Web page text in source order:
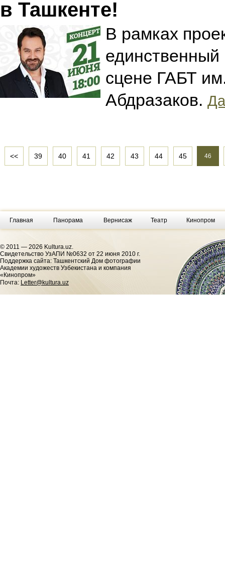
в Ташкенте!
В рамках
единственный
сцене ГАБТ
Абдразаков.
<< 39 40 41 42 43 44 45 46
Главная Панорама Вернисаж Театр Кинопром
© 2011 — 2026 Kultura.uz.
Cвидетельство УзАПИ №0632 от 22 июня 2010 г.
Поддержка сайта: Ташкентский Дом фотографии
Академии художеств Узбекистана и компания
«Кинопром»
Почта: Letter@kultura.uz